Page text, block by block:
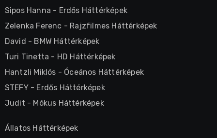
Sipos Hanna - Erdős Háttérképek
Zelenka Ferenc - Rajzfilmes Háttérképek
David - BMW Háttérképek
Turi Tinetta - HD Háttérképek
Hantzli Miklós - Óceános Háttérképek
STEFY- Erdős Háttérképek
Judit - Mókus Háttérképek
Állatos Háttérképek